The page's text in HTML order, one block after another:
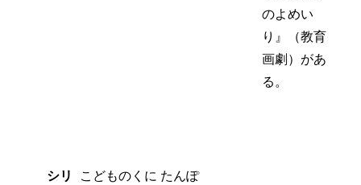
のよめい
り』（教育
画劇）があ
る。
シリ
こどものくに たんぽ